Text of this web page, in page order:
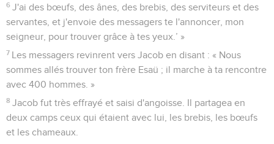
6 J'ai des bœufs, des ânes, des brebis, des serviteurs et des
servantes, et j'envoie des messagers te l'annoncer, mon
seigneur, pour trouver grâce à tes yeux.’ »
7 Les messagers revinrent vers Jacob en disant : « Nous
sommes allés trouver ton frère Esaü ; il marche à ta rencontre
avec 400 hommes. »
8 Jacob fut très effrayé et saisi d'angoisse. Il partagea en
deux camps ceux qui étaient avec lui, les brebis, les bœufs
et les chameaux.